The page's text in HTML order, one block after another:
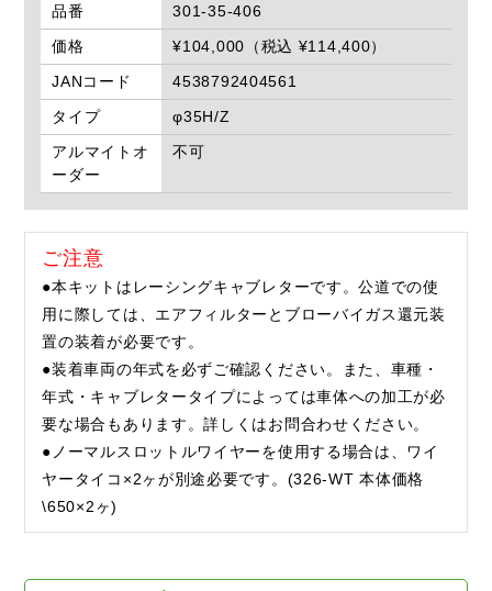
品番
301-35-406
価格
¥104,000（税込 ¥114,400）
JANコード
4538792404561
タイプ
φ35H/Z
アルマイトオ
ーダー
不可
ご注意
●本キットはレーシングキャブレターです。公道での使
用に際しては、エアフィルターとブローバイガス還元装
置の装着が必要です。
●装着車両の年式を必ずご確認ください。また、車種・
年式・キャブレタータイプによっては車体への加工が必
要な場合もあります。詳しくはお問合わせください。
●ノーマルスロットルワイヤーを使用する場合は、ワイ
ヤータイコ×2ヶが別途必要です。(326-WT 本体価格
\650×2ヶ)